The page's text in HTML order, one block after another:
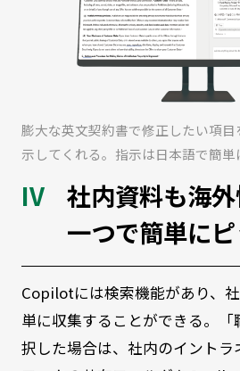
膨大な英文契約書で修正したい項
示してくれる。指示は日本語で簡単
社内資料も海
一つで簡単に
Copilotには検索機能があり、
単に収集することができる。
択した場合は、社内のイントラ